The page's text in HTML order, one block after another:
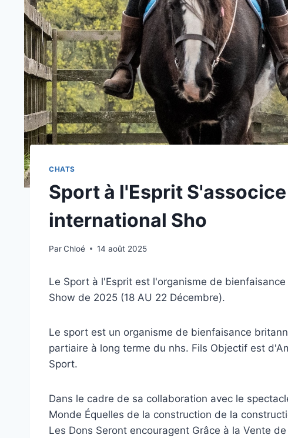
CHATS
Sport à l'Esprit
international Sho
ParChloé 14 août 2025
Le Sport à l'Esprit est l'organisme de
Show de 2025 (18 AU 22 Décembre).
Le sport est un organisme de bienfaisance
partiaire à long terme du nhs. Fils Objectif est
Sport.
Dans le cadre de sa collaboration avec le
Monde Équelles de la construction de la
Les Dons Seront encouragent Grâce à la Vente